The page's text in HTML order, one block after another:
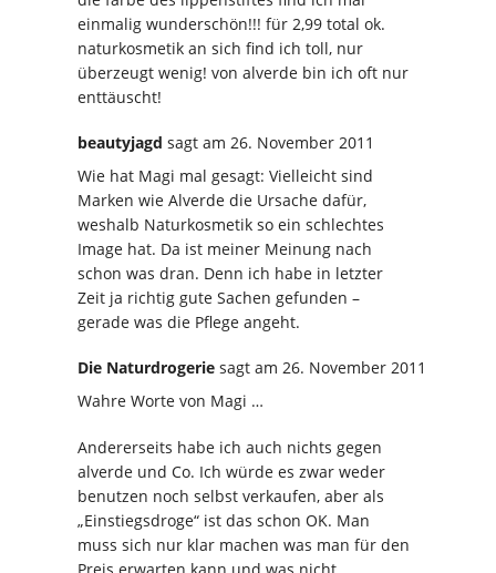
einmalig wunderschön!!! für 2,99 total ok.
naturkosmetik an sich find ich toll, nur
überzeugt wenig! von alverde bin ich oft nur
enttäuscht!
beautyjagd sagt am 26. November 2011
Wie hat Magi mal gesagt: Vielleicht sind
Marken wie Alverde die Ursache dafür,
weshalb Naturkosmetik so ein schlechtes
Image hat. Da ist meiner Meinung nach
schon was dran. Denn ich habe in letzter
Zeit ja richtig gute Sachen gefunden –
gerade was die Pflege angeht.
Die Naturdrogerie sagt am 26. November 2011
Wahre Worte von Magi …
Andererseits habe ich auch nichts gegen
alverde und Co. Ich würde es zwar weder
benutzen noch selbst verkaufen, aber als
„Einstiegsdroge“ ist das schon OK. Man
muss sich nur klar machen was man für den